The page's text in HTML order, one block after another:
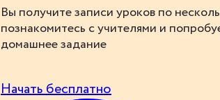
Вы получите записи уроков по
познакомитесь с учителями и
домашнее задание
Начать бесплатно